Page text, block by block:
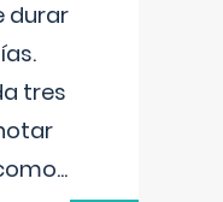
durar
tres
...